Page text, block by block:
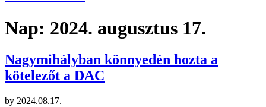
Nap: 2024. augusztus 17.
Nagymihályban könnyedén hozta a
kötelezőt a DAC
by 2024.08.17.